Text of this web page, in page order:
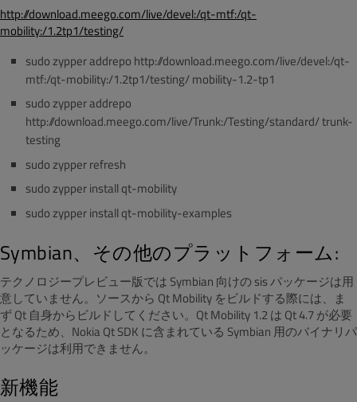
http://download.meego.com/live/devel:/qt-mtf:/qt-
mobility:/1.2tp1/testing/
sudo zypper addrepo http://download.meego.com/live/devel:/qt-
mtf:/qt-mobility:/1.2tp1/testing/ mobility-1.2-tp1
sudo zypper addrepo
http://download.meego.com/live/Trunk:/Testing/standard/ trunk-
testing
sudo zypper refresh
sudo zypper install qt-mobility
sudo zypper install qt-mobility-examples
Symbian、その他のプラットフォーム:
テクノロジープレビュー版では Symbian 向けの sis パッケージは用
意していません。ソースから Qt Mobility をビルドする際には、ま
ず Qt 自身からビルドしてください。Qt Mobility 1.2 は Qt 4.7 が必要
となるため、Nokia Qt SDK に含まれている Symbian 用のバイナリパ
ッケージは利用できません。
新機能